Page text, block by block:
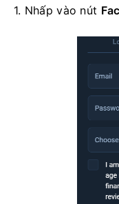
1. Nhấp vào nút